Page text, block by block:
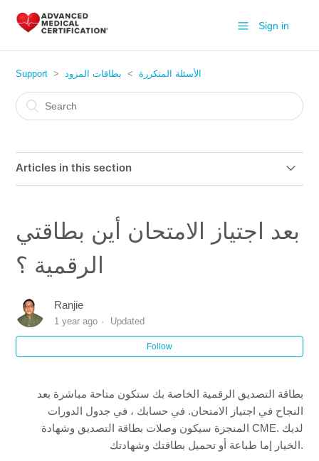
Sign in
Support الأسئلة المتكررة بطاقات المزود
Articles in this section
كيف أحدث اسمي على البطاقة؟
بعد اجتياز الامتحان أين بطاقتي الرقمية ؟
كم يستغرق وصول بطاقة المزود ؟
ماذا أفعل بعد اجتياز الاختبار؟
هل يمكنني طباعة بطاقتي بعد اجتياز الاختبار؟
بعد اجتياز الامتحان أين بطاقتي
الرقمية ؟
Ranjie
1 year ago Updated
Follow
بطاقة التصديق الرقمية الخاصة بك ستكون متاحة مباشرة بعد
النجاح في اجتياز الامتحان. في حسابك ، في جدول الدورات
المنجزة سيكون وصلات بطاقة التصديق وشهادة CME. لديك
الخيار إما طباعة أو تحميل بطاقتك وشهادتك.